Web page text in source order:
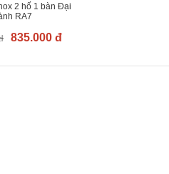
2 hố 1 bàn Đại
RA7
835.000 đ